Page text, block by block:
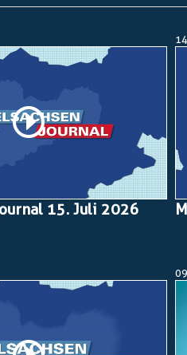
15. Juli 2026